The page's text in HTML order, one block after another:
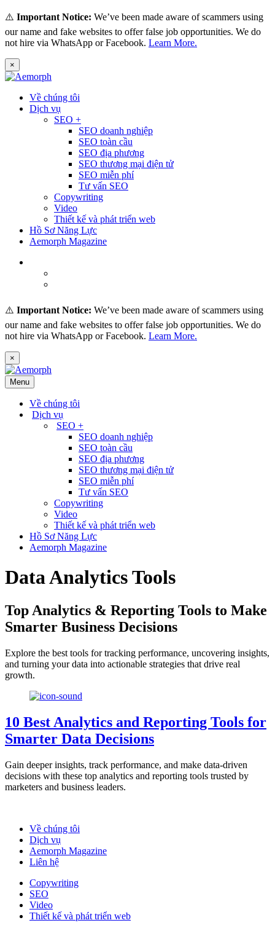
⚠️ Important Notice: We’ve been made aware of scammers using
our name and fake websites to offer false job opportunities. We do
not hire via WhatsApp or Facebook. Learn More.
×
Về chúng tôi
Dịch vụ
SEO +
SEO doanh nghiệp
SEO toàn cầu
SEO địa phương
SEO thương mại điện tử
SEO miễn phí
Tư vấn SEO
Copywriting
Video
Thiết kế và phát triển web
Hồ Sơ Năng Lực
Aemorph Magazine
⚠️ Important Notice: We’ve been made aware of scammers using
our name and fake websites to offer false job opportunities. We do
not hire via WhatsApp or Facebook. Learn More.
×
Menu
Về chúng tôi
Dịch vụ
SEO +
SEO doanh nghiệp
SEO toàn cầu
SEO địa phương
SEO thương mại điện tử
SEO miễn phí
Tư vấn SEO
Copywriting
Video
Thiết kế và phát triển web
Hồ Sơ Năng Lực
Aemorph Magazine
Data Analytics Tools
Top Analytics & Reporting Tools to Make
Smarter Business Decisions
Explore the best tools for tracking performance, uncovering insights,
and turning your data into actionable strategies that drive real
growth.
10 Best Analytics and Reporting Tools for
Smarter Data Decisions
Gain deeper insights, track performance, and make data-driven
decisions with these top analytics and reporting tools trusted by
marketers and business leaders.
Về chúng tôi
Dịch vụ
Aemorph Magazine
Liên hệ
Copywriting
SEO
Video
Thiết kế và phát triển web